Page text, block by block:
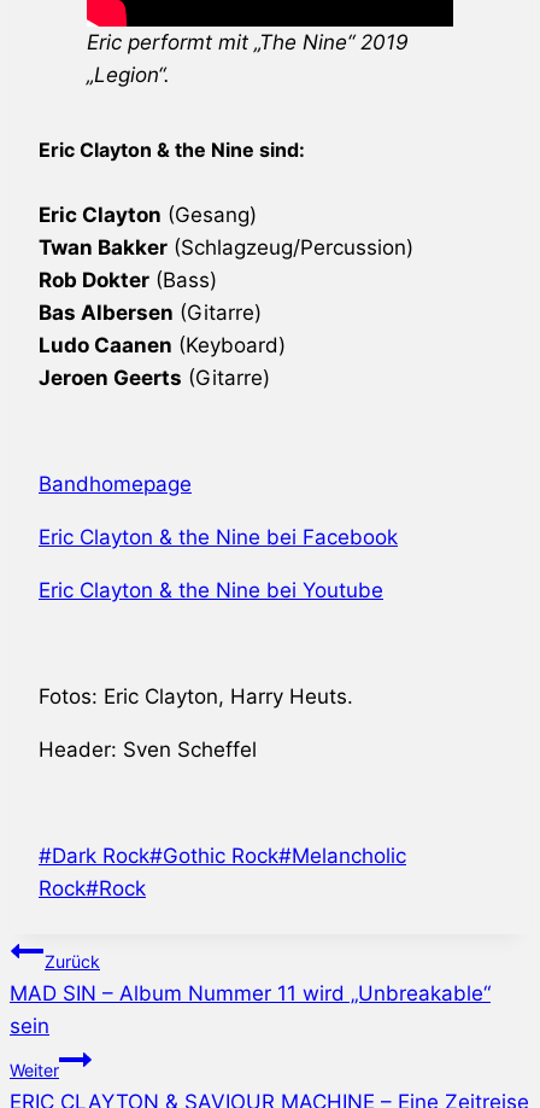
Eric performt mit „The Nine“ 2019
„Legion“.
Eric Clayton & the Nine sind:
Eric Clayton (Gesang)
Twan Bakker (Schlagzeug/Percussion)
Rob Dokter (Bass)
Bas Albersen (Gitarre)
Ludo Caanen (Keyboard)
Jeroen Geerts (Gitarre)
Bandhomepage
Eric Clayton & the Nine bei Facebook
Eric Clayton & the Nine bei Youtube
Fotos: Eric Clayton, Harry Heuts.
Header: Sven Scheffel
Schlagworte:
#Dark Rock#Gothic Rock#Melancholic
Rock#Rock
Beitragsnavigation
Zurück
MAD SIN – Album Nummer 11 wird „Unbreakable“
sein
Weiter
ERIC CLAYTON & SAVIOUR MACHINE – Eine Zeitreise